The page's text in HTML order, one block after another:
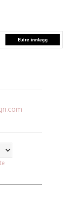
Eldre innlegg